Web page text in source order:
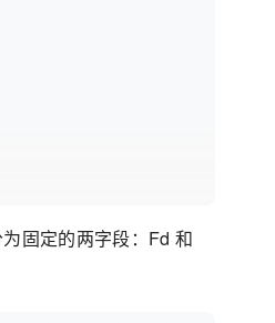
固定的两字段：Fd 和